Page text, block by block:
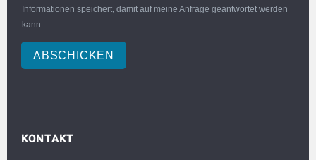
Informationen speichert, damit auf meine Anfrage geantwortet werden
kann.
ABSCHICKEN
KONTAKT